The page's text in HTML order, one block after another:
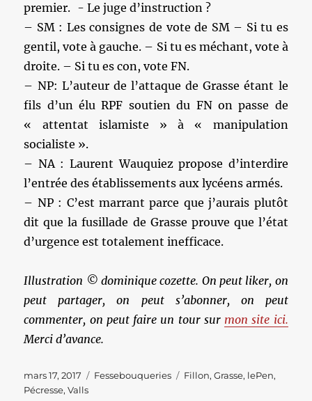
premier. - Le juge d’instruction ?
– SM : Les consignes de vote de SM – Si tu es
gentil, vote à gauche. – Si tu es méchant, vote à
droite. – Si tu es con, vote FN.
– NP: L’auteur de l’attaque de Grasse étant le
fils d’un élu RPF soutien du FN on passe de
« attentat islamiste » à « manipulation
socialiste ».
– NA : Laurent Wauquiez propose d’interdire
l’entrée des établissements aux lycéens armés.
– NP : C’est marrant parce que j’aurais plutôt
dit que la fusillade de Grasse prouve que l’état
d’urgence est totalement inefficace.
Illustration © dominique cozette. On peut liker, on
peut partager, on peut s’abonner, on peut
commenter, on peut faire un tour sur mon site ici.
Merci d’avance.
Publié
le
mars 17, 2017 Catégories
Fessebouqueries Étiquettes
Fillon,Grasse, lePen,
Pécresse,Valls